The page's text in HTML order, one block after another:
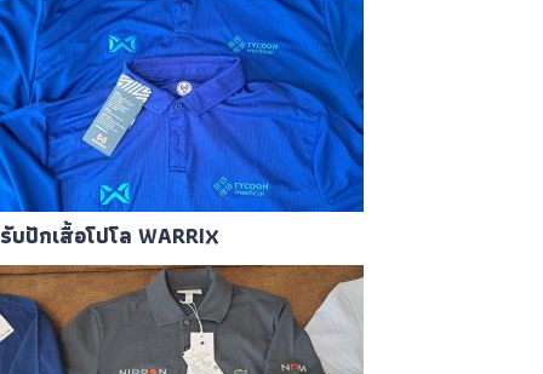
รับปักเสื้อโปโล WARRIX